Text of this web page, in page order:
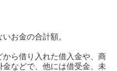
お金の合計額。
ら借り入れた借入金や、商
などで、他には借受金、未